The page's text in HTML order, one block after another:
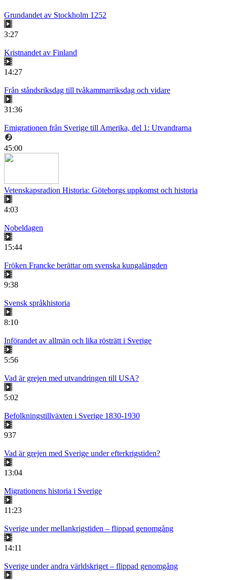
Grundandet av Stockholm 1252
3:27
Kristnandet av Finland
14:27
Från ståndsriksdag till tvåkammarriksdag och vidare
31:36
Emigrationen från Sverige till Amerika, del 1: Utvandrarna
45:00
Vetenskapsradion Historia: Göteborgs uppkomst och historia
4:03
Nobeldagen
15:44
Fröken Francke berättar om svenska kungalängden
9:38
Svensk språkhistoria
8:10
Införandet av allmän och lika rösträtt i Sverige
5:56
Vad är grejen med utvandringen till USA?
5:02
Befolkningstillväxten i Sverige 1830-1930
937
Vad är grejen med Sverige under efterkrigstiden?
13:04
Migrationens historia i Sverige
11:23
Sverige under mellankrigstiden – flippad genomgång
14:11
Sverige under andra världskriget – flippad genomgång